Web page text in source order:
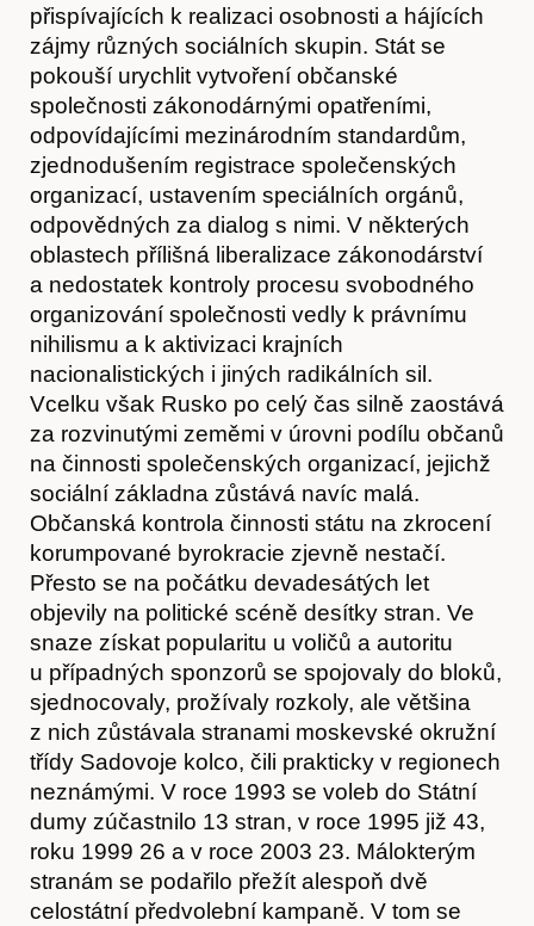
přispívajících k realizaci osobnosti a hájících
zájmy různých sociálních skupin. Stát se
pokouší urychlit vytvoření občanské
společnosti zákonodárnými opatřeními,
odpovídajícími mezinárodním standardům,
zjednodušením registrace společenských
organizací, ustavením speciálních orgánů,
odpovědných za dialog s nimi. V některých
oblastech přílišná liberalizace zákonodárství
a nedostatek kontroly procesu svobodného
organizování společnosti vedly k právnímu
nihilismu a k aktivizaci krajních
nacionalistických i jiných radikálních sil.
Vcelku však Rusko po celý čas silně zaostává
za rozvinutými zeměmi v úrovni podílu občanů
na činnosti společenských organizací, jejichž
sociální základna zůstává navíc malá.
Občanská kontrola činnosti státu na zkrocení
korumpované byrokracie zjevně nestačí.
Přesto se na počátku devadesátých let
objevily na politické scéně desítky stran. Ve
snaze získat popularitu u voličů a autoritu
u případných sponzorů se spojovaly do bloků,
sjednocovaly, prožívaly rozkoly, ale většina
z nich zůstávala stranami moskevské okružní
třídy Sadovoje kolco, čili prakticky v regionech
neznámými. V roce 1993 se voleb do Státní
dumy zúčastnilo 13 stran, v roce 1995 již 43,
roku 1999 26 a v roce 2003 23. Málokterým
stranám se podařilo přežít alespoň dvě
celostátní předvolební kampaně. V tom se